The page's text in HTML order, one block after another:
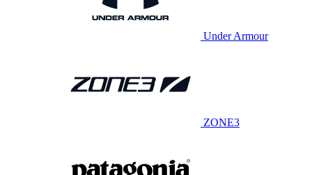
Under Armour
ZONE3